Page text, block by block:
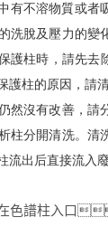
有不溶物質或者
脫及壓力的變化
護柱時，請先
護柱的原因，請清洗
沒有改善，請
分開清洗。清洗
出后直接流入廢液
色譜柱入口